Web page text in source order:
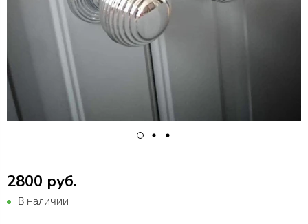
2800 руб.
В наличии